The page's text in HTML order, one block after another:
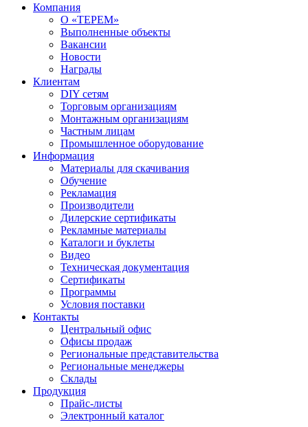
Компания
О «ТЕРЕМ»
Выполненные объекты
Вакансии
Новости
Награды
Клиентам
DIY сетям
Торговым организациям
Монтажным организациям
Частным лицам
Промышленное оборудование
Информация
Материалы для скачивания
Обучение
Рекламация
Производители
Дилерские сертификаты
Рекламные материалы
Каталоги и буклеты
Видео
Техническая документация
Сертификаты
Программы
Условия поставки
Контакты
Центральный офис
Офисы продаж
Региональные представительства
Региональные менеджеры
Склады
Продукция
Прайс-листы
Электронный каталог